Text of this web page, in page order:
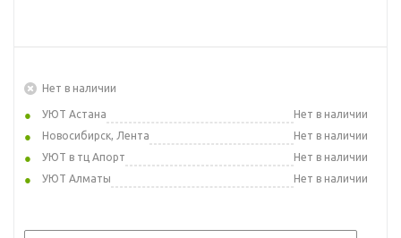
Нет в наличии
УЮТ Астана
Нет в наличии
Новосибирск, Лента
Нет в наличии
УЮТ в тц Апорт
Нет в наличии
УЮТ Алматы
Нет в наличии